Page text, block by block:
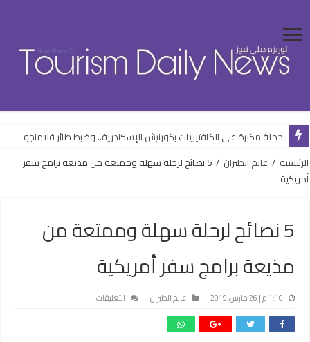
حملة مكبرة على الكافتيريات بكورنيش الإسكندرية.. وضبط طائر فلامنجو
الرئيسية / عالم الطيران /
5 نصائح لرحلة سهلة وممتعة من مذيعة برامج سفر
أمريكية
5 نصائح لرحلة سهلة وممتعة من
مذيعة برامج سفر أمريكية
1:10 م | 26 مارس، 2019 عالم الطيران التعليقات